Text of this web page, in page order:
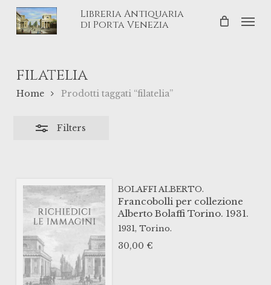
Skip
Libreria Antiquaria
di Porta Venezia
filatelia
Home Prodotti taggati “filatelia”
Filters
BOLAFFI ALBERTO.
Francobolli per collezione
Alberto Bolaffi Torino. 1931.
1931, Torino.
30,00 €
Close